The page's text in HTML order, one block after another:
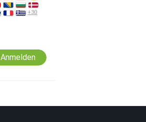
+30
Anmelden